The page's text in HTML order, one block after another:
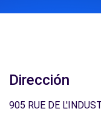
Dirección
905 RUE DE